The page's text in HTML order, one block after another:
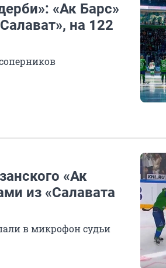
«Ак Барс»
на 122
«Ак
из «Салавата
в микрофон судьи